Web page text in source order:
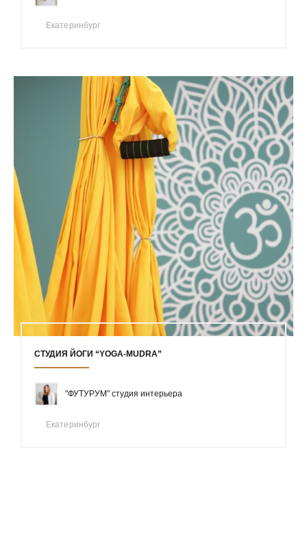
Екатеринбург
СТУДИЯ ЙОГИ “YOGA-MUDRA”
"ФУТУРУМ" студия интерьера
Екатеринбург